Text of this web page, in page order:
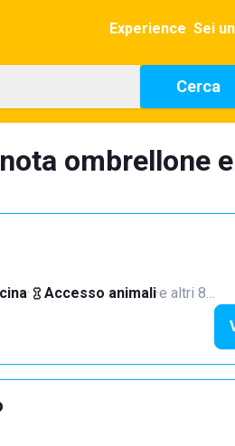
Experience Sei
Cerca
ombrellone
· Accesso animali·e altri 8…